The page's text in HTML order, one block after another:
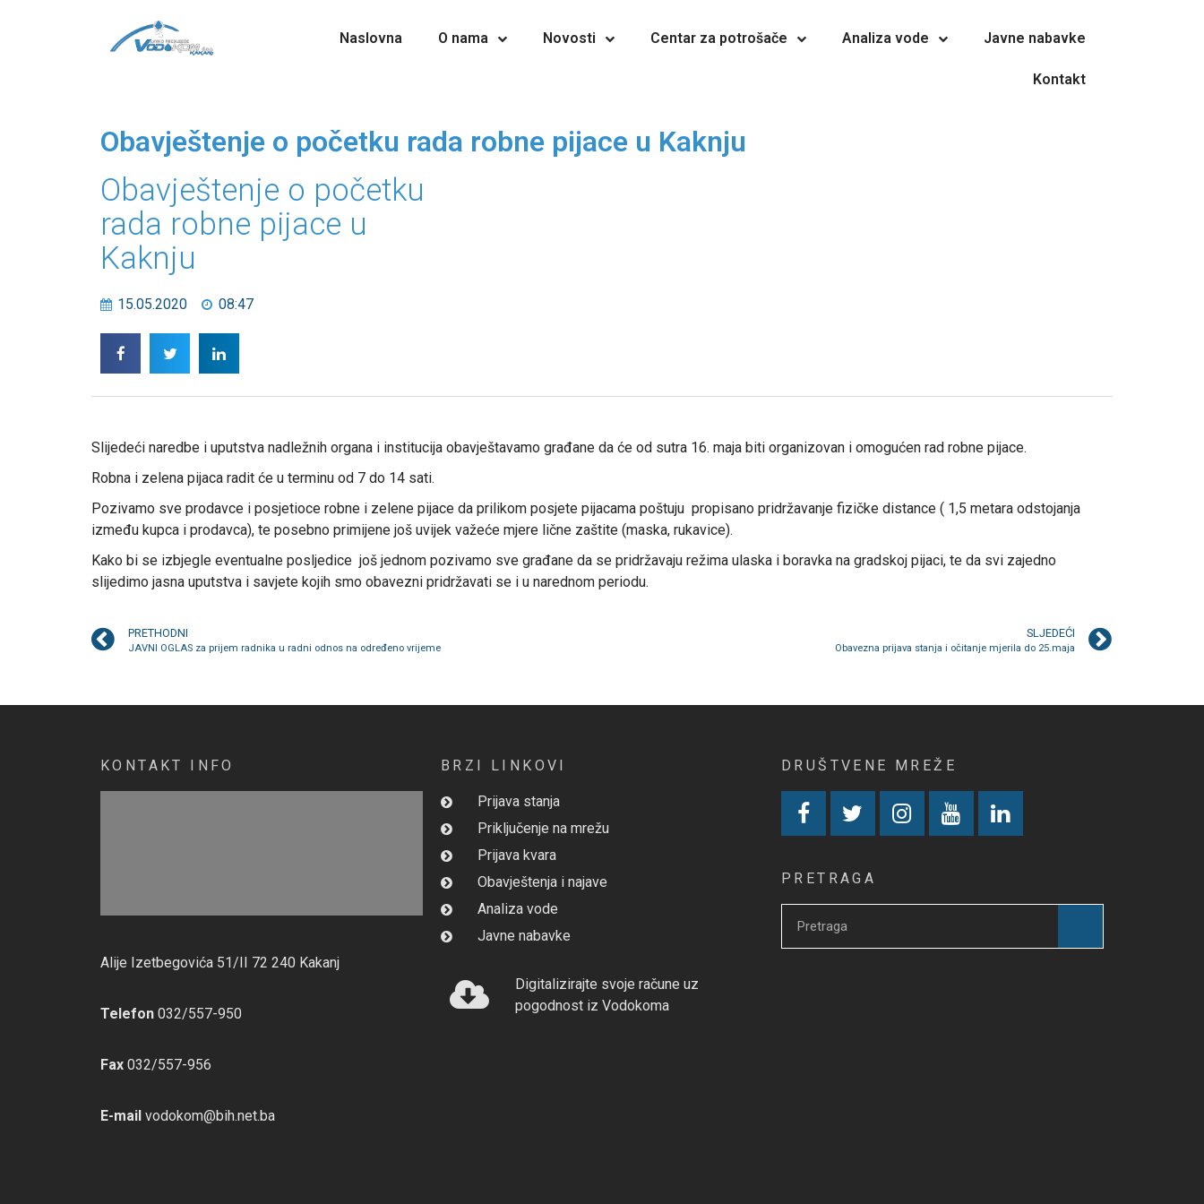
Naslovna O nama Novosti Centar za potrošače Analiza vode Javne nabavke
Kontakt
Obavještenje o početku rada robne pijace u Kaknju
Obavještenje o početku
rada robne pijace u
Kaknju
15.05.2020 08:47
Slijedeći naredbe i uputstva nadležnih organa i institucija obavještavamo građane da će od sutra 16. maja biti organizovan i omogućen rad robne pijace.
Robna i zelena pijaca radit će u terminu od 7 do 14 sati.
Pozivamo sve prodavce i posjetioce robne i zelene pijace da prilikom posjete pijacama poštuju propisano pridržavanje fizičke distance ( 1,5 metara odstojanja
između kupca i prodavca), te posebno primijene još uvijek važeće mjere lične zaštite (maska, rukavice).
Kako bi se izbjegle eventualne posljedice još jednom pozivamo sve građane da se pridržavaju režima ulaska i boravka na gradskoj pijaci, te da svi zajedno
slijedimo jasna uputstva i savjete kojih smo obavezni pridržavati se i u narednom periodu.
PRETHODNI
JAVNI OGLAS za prijem radnika u radni odnos na određeno vrijeme
SLJEDEĆI
Obavezna prijava stanja i očitanje mjerila do 25.maja
KONTAKT INFO
Alije Izetbegovića 51/II 72 240 Kakanj
Telefon 032/557-950
Fax 032/557-956
E-mail vodokom@bih.net.ba
BRZI LINKOVI
Prijava stanja
Priključenje na mrežu
Prijava kvara
Obavještenja i najave
Analiza vode
Javne nabavke
Digitalizirajte svoje račune uz
pogodnost iz Vodokoma
DRUŠTVENE MREŽE
PRETRAGA